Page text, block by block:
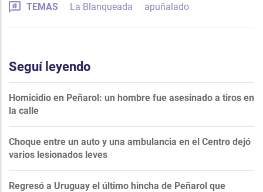
TEMAS La Blanqueada apuñalado
Seguí leyendo
Homicidio en Peñarol: un hombre fue asesinado a tiros en
la calle
Choque entre un auto y una ambulancia en el Centro dejó
varios lesionados leves
Regresó a Uruguay el último hincha de Peñarol que